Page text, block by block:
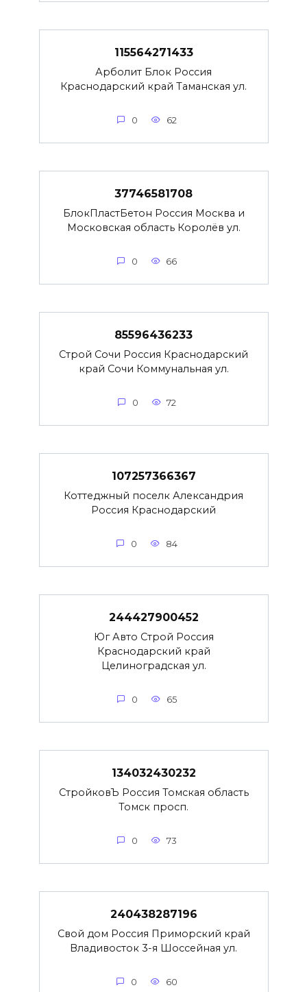
115564271433
Арболит Блок Россия
Краснодарский край Таманская ул.
0 62
37746581708
БлокПластБетон Россия Москва и
Московская область Королёв ул.
0 66
85596436233
Строй Сочи Россия Краснодарский
край Сочи Коммунальная ул.
0 72
107257366367
Коттеджный поселк Александрия
Россия Краснодарский
0 84
244427900452
Юг Авто Строй Россия
Краснодарский край
Целиноградская ул.
0 65
134032430232
СтройковЪ Россия Томская область
Томск просп.
0 73
240438287196
Свой дом Россия Приморский край
Владивосток 3-я Шоссейная ул.
0 60